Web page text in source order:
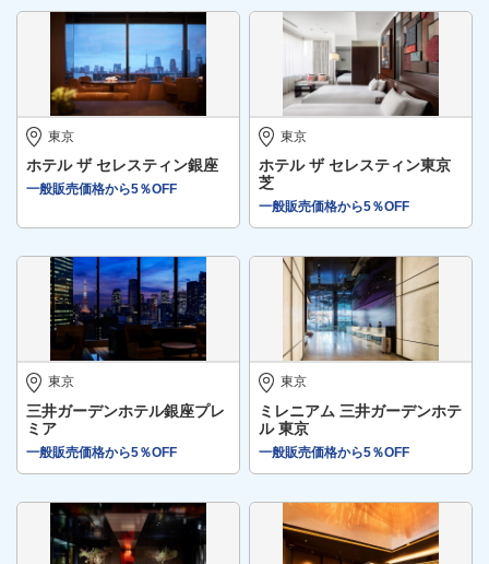
東京
ホテル ザ セレスティン銀座
一般販売価格から5％OFF
東京
ホテル ザ セレスティン東京
芝
一般販売価格から5％OFF
東京
三井ガーデンホテル銀座プレ
ミア
一般販売価格から5％OFF
東京
ミレニアム 三井ガーデンホテ
ル 東京
一般販売価格から5％OFF